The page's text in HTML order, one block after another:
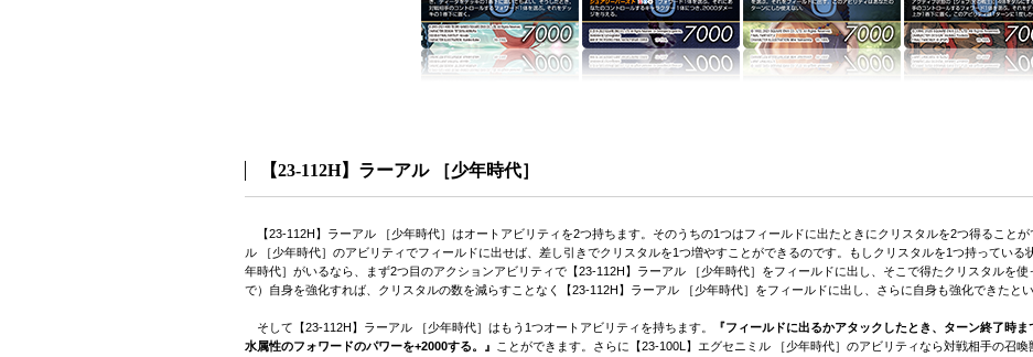
【23-112H】ラーアル ［少年時代］
【23-112H】ラーアル ［少年時代］はオートアビリティを2つ持ちます。そのうちの1つはフィールドに出たときにクリスタルを2つ得ることが
ル ［少年時代］のアビリティでフィールドに出せば、差し引きでクリスタルを1つ増やすことができるのです。もしクリスタルを1つ持っている
年時代］がいるなら、まず2つ目のアクションアビリティで【23-112H】ラーアル ［少年時代］をフィールドに出し、そこで得たクリスタルを
で）自身を強化すれば、クリスタルの数を減らすことなく【23-112H】ラーアル ［少年時代］をフィールドに出し、さらに自身も強化できたとい
そして【23-112H】ラーアル ［少年時代］はもう1つオートアビリティを持ちます。
『フィールドに出るかアタックしたとき、ターン終了時
水属性のフォワードのパワーを+2000する。』
ことができます。さらに【23-100L】エグセニミル ［少年時代］のアビリティなら対戦相手の召